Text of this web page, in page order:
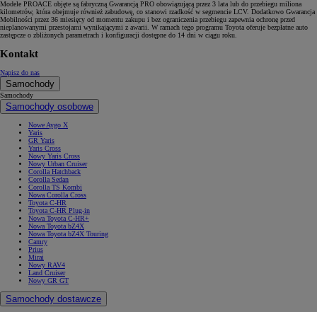
Modele PROACE objęte są fabryczną Gwarancją PRO obowiązującą przez 3 lata lub do przebiegu miliona
kilometrów, która obejmuje również zabudowę, co stanowi rzadkość w segmencie LCV. Dodatkowo Gwarancja
Mobilności przez 36 miesięcy od momentu zakupu i bez ograniczenia przebiegu zapewnia ochronę przed
nieplanowanymi przestojami wynikającymi z awarii. W ramach tego programu Toyota oferuje bezpłatne auto
zastępcze o zbliżonych parametrach i konfiguracji dostępne do 14 dni w ciągu roku.
Kontakt
Napisz do nas
Samochody
Samochody
Samochody osobowe
Nowe Aygo X
Yaris
GR Yaris
Yaris Cross
Nowy Yaris Cross
Nowy Urban Cruiser
Corolla Hatchback
Corolla Sedan
Corolla TS Kombi
Nowa Corolla Cross
Toyota C-HR
Toyota C-HR Plug-in
Nowa Toyota C-HR+
Nowa Toyota bZ4X
Nowa Toyota bZ4X Touring
Camry
Prius
Mirai
Nowy RAV4
Land Cruiser
Nowy GR GT
Samochody dostawcze